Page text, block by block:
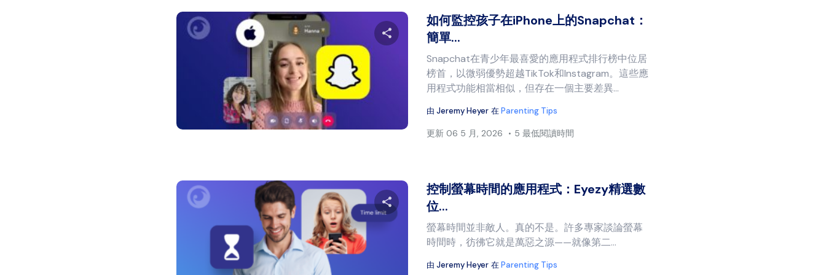
分享本文
臉書 複製連結
如何監控孩子在iPhone上的Snapchat：
簡單...
Snapchat在青少年最喜愛的應用程式排行榜中位居
榜首，以微弱優勢超越TikTok和Instagram。這些應
用程式功能相當相似，但存在一個主要差異...
由Jeremy Heyer 在Parenting Tips
更新 06 5 月, 2026 5 最低閱讀時間
分享本文
控制螢幕時間的應用程式：Eyezy精選數
位...
螢幕時間並非敵人。真的不是。許多專家談論螢幕
時間時，彷彿它就是萬惡之源——就像第二...
由Jeremy Heyer 在Parenting Tips